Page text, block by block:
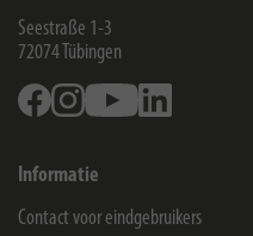
Seestraße 1-3
72074 Tübingen
FacebookInstagramYoutube
Informatie
Contact voor eindgebruikers